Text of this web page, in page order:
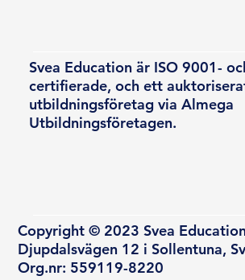
Svea Education är ISO 9001-
certifierade, och ett
utbildningsföretag via Almega
Utbildningsföretagen.
Copyright © 2023 Svea
Djupdalsvägen 12 i Sollentuna,
Org.nr: 559119-8220